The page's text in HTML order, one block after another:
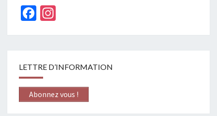
Facebook
LETTRE D’INFORMATION
Abonnez vous !